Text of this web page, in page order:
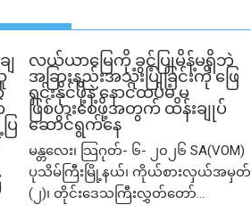
ျ
ြ
လယ်ယာမြေကို ခွင့်ပြုမိန့်မရှိဘဲ
အခြားနည်းအသုံးပြုခြင်းကို ဖြေ
ရှင်းနိုင်ဖို့နဲ့ နောင်ထပ်မံ မ
ဖြစ်ပွားစေဖို့အတွက် ထိန်းချုပ်
ဆောင်ရွက်နေ
မန္တလေး၊ သြဂုတ်- ၆- ၂၀၂၆ SA(VOM)
ပုသိမ်ကြီးမြို့နယ်၊ ကိုယ်စားလှယ်အမှတ်
(၂)၊ တိုင်းဒေသကြီးလွှတ်တော်...